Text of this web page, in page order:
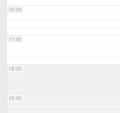
16:00
17:00
18:00
19:00